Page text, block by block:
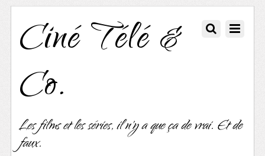
Ciné Télé &
Co.
Les films et les séries, il n'y a que ça de vrai. Et de
faux.